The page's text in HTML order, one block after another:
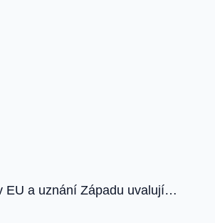
EU a uznání Západu uvalují…